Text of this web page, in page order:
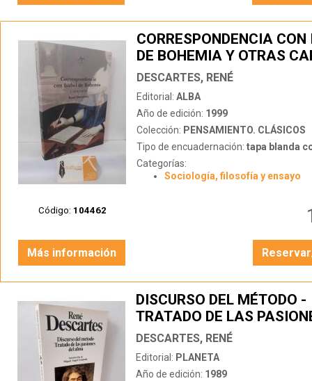
Código: 104462
CORRESPONDENCIA CON
DE BOHEMIA Y OTRAS
DESCARTES, RENÉ
Editorial: ALBA
Año de edición: 1999
Colección: PENSAMIENTO. CLÁSICOS
Tipo de encuadernación: tapa blanda
Categorías:
Sociología, filosofía y ensayo
Más información
DISCURSO DEL MÉTODO -
TRATADO DE LAS
ALMA
DESCARTES, RENÉ
Editorial: PLANETA
Año de edición: 1989